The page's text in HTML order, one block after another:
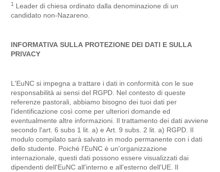
1 Leader di chiesa ordinato dalla denominazione di un
candidato non-Nazareno.
INFORMATIVA SULLA PROTEZIONE DEI DATI E SULLA
PRIVACY
L'EuNC si impegna a trattare i dati in conformità con le sue
responsabilità ai sensi del RGPD. Nel contesto di queste
referenze pastorali, abbiamo bisogno dei tuoi dati per
l'identificazione così come per ulteriori domande ed
eventualmente altre informazioni. Il trattamento dei dati avviene
secondo l'art. 6 subs 1 lit. a) e Art. 9 subs. 2 lit. a) RGPD. Il
modulo compilato sarà salvato in modo permanente con i dati
dello studente. Poiché l'EuNC è un'organizzazione
internazionale, questi dati possono essere visualizzati dai
dipendenti dell'EuNC all'interno e all'esterno dell'UE. Il